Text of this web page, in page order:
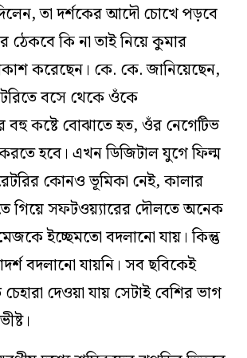
তা দর্শকের আদৌ চোখে পড়বে
ঠেকবে কি না তাই নিয়ে কুমার
করেছেন। কে. কে. জানিয়েছেন,
বসে থেকে ওঁকে
বহু কষ্টে বোঝাতে হত, ওঁর নেগেটিভ
হবে।এখন ডিজিটাল যুগে ফিল্ম
কোনও ভূমিকা নেই, কালার
গিয়ে সফটওয়্যারের দৌলতে অনেক
ইচ্ছেমতো বদলানো যায়। কিন্তু
বদলানো যায়নি। সব ছবিকেই
দেওয়া যায় সেটাই বেশির ভাগ